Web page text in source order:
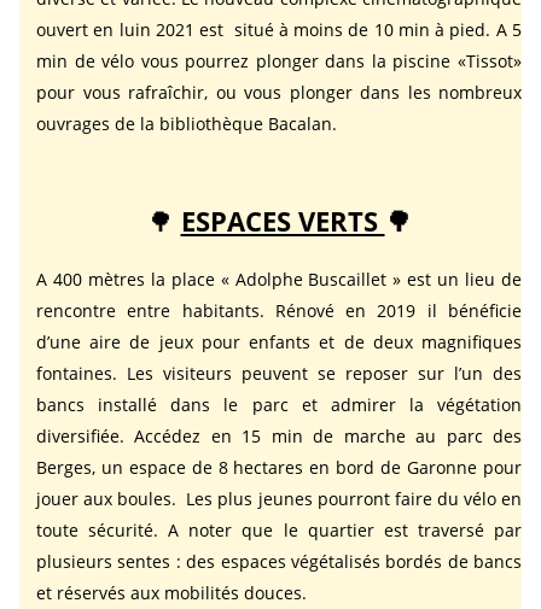
ouvert en luin 2021 est situé à moins de 10 min à pied. A 5
min de vélo vous pourrez plonger dans la piscine «Tissot»
pour vous rafraîchir, ou vous plonger dans les nombreux
ouvrages de la bibliothèque Bacalan.
🌳 ESPACES VERTS 🌳
A 400 mètres la place « Adolphe Buscaillet » est un lieu de
rencontre entre habitants. Rénové en 2019 il bénéficie
d’une aire de jeux pour enfants et de deux magnifiques
fontaines. Les visiteurs peuvent se reposer sur l’un des
bancs installé dans le parc et admirer la végétation
diversifiée. Accédez en 15 min de marche au parc des
Berges, un espace de 8 hectares en bord de Garonne pour
jouer aux boules. Les plus jeunes pourront faire du vélo en
toute sécurité. A noter que le quartier est traversé par
plusieurs sentes : des espaces végétalisés bordés de bancs
et réservés aux mobilités douces.